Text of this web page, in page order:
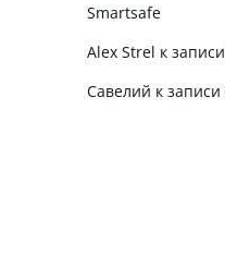
Smartsafe
Alex Strel к записи
Савелий к записи